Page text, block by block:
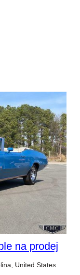
na prodej
United States